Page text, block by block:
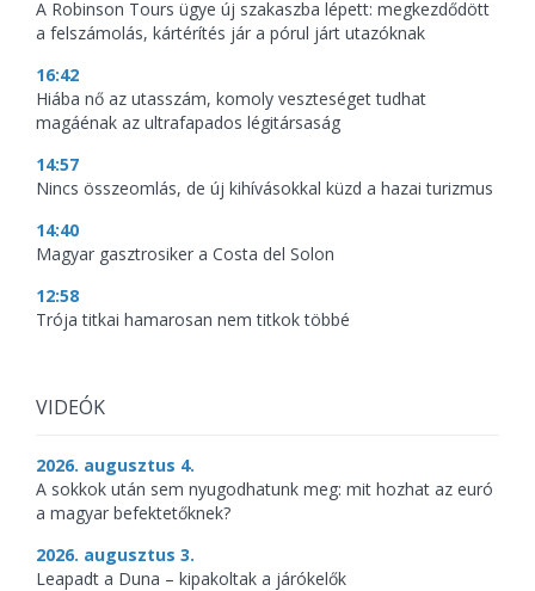
A Robinson Tours ügye új szakaszba lépett: megkezdődött
a felszámolás, kártérítés jár a pórul járt utazóknak
16:42
Hiába nő az utasszám, komoly veszteséget tudhat
magáénak az ultrafapados légitársaság
14:57
Nincs összeomlás, de új kihívásokkal küzd a hazai turizmus
14:40
Magyar gasztrosiker a Costa del Solon
12:58
Trója titkai hamarosan nem titkok többé
VIDEÓK
2026. augusztus 4.
A sokkok után sem nyugodhatunk meg: mit hozhat az euró
a magyar befektetőknek?
2026. augusztus 3.
Leapadt a Duna – kipakoltak a járókelők